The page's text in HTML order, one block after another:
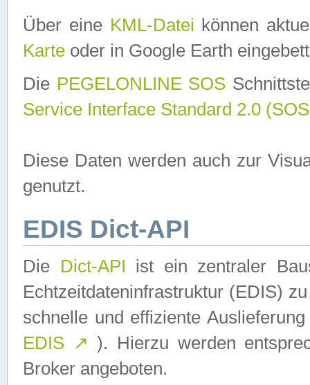
Über eine KML-Datei können
Karte oder in Google Earth
Die PEGELONLINE SOS
Service Interface Standard 2.0
Diese Daten werden auch zur
genutzt.
EDIS Dict-API
Die Dict-API ist ein zentraler
Echtzeitdateninfrastruktur (EDIS)
schnelle und effiziente
EDIS ↗ ). Hierzu werden
Broker angeboten.